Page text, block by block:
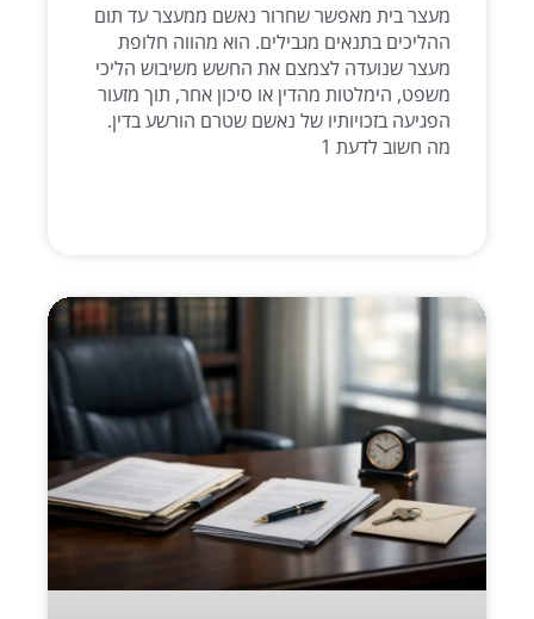
מעצר בית מאפשר שחרור נאשם ממעצר עד תום
ההליכים בתנאים מגבילים. הוא מהווה חלופת
מעצר שנועדה לצמצם את החשש משיבוש הליכי
משפט, הימלטות מהדין או סיכון אחר, תוך מזעור
הפגיעה בזכויותיו של נאשם שטרם הורשע בדין.
מה חשוב לדעת 1